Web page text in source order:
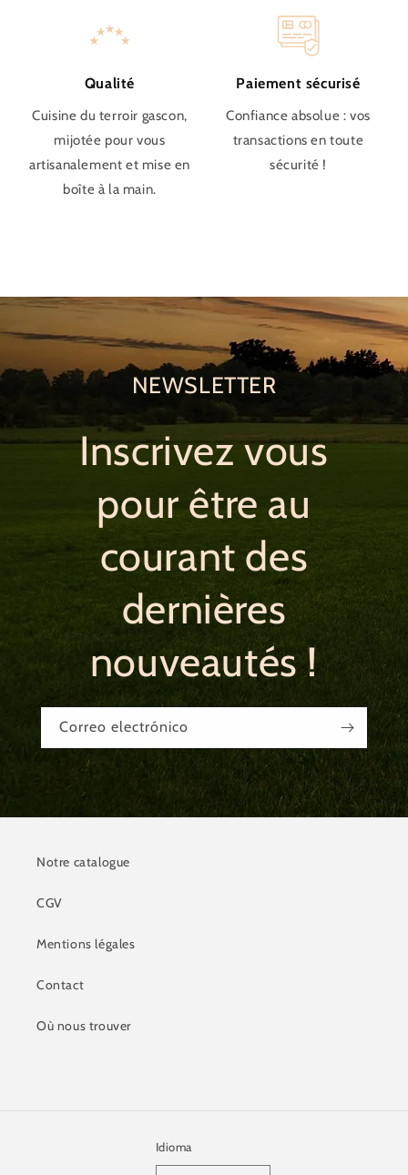
Qualité
Cuisine du terroir gascon,
mijotée pour vous
artisanalement et mise en
boîte à la main.
Paiement sécurisé
Confiance absolue : vos
transactions en toute
sécurité !
NEWSLETTER
Inscrivez vous
pour être au
courant des
dernières
nouveautés !
Correo electrónico
Notre catalogue
CGV
Mentions légales
Contact
Où nous trouver
Idioma